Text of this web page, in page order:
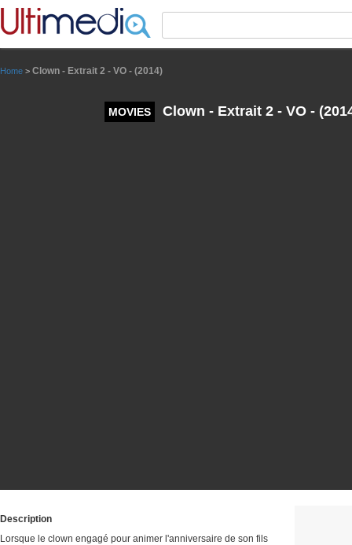
Home > Clown - Extrait 2 - VO - (2014)
MOVIES Clown - Extrait 2 - VO -
Description
Lorsque le clown engagé pour animer l'anniversaire de son fils
Panneau de gestion des cookies